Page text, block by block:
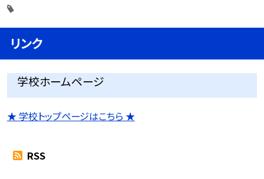
リンク
学校ホームページ
★ 学校トップページはこちら ★
RSS